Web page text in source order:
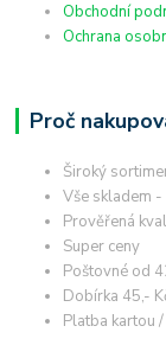
Obchodní
Ochrana
Proč
Široký
Vše skladem
Prověřená
Super ceny
Poštovné od
Dobírka 45,-
Platba kartou